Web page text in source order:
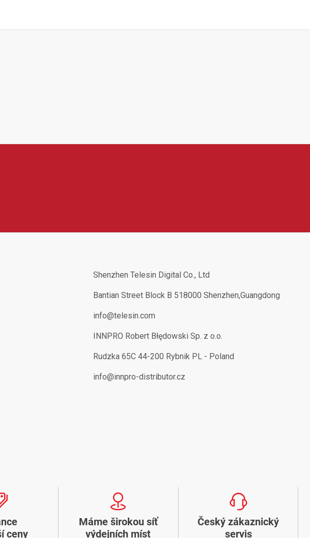
Shenzhen Telesin Digital Co., Ltd
Bantian Street Block B 518000 Shenzhen,Guangdong
info@telesin.com
INNPRO Robert Błędowski Sp. z o.o.
Rudzka 65C 44-200 Rybnik PL - Poland
info@innpro-distributor.cz
ceny
Máme širokou síť
výdejních míst
Český zákaznický
servis